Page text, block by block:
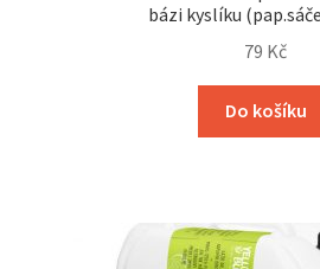
bázi kyslíku
79 Kč
Do košíku